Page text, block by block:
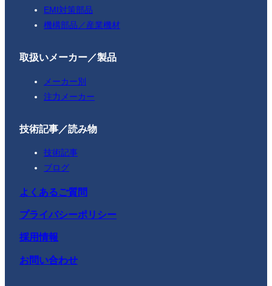
EMI対策部品
機構部品／産業機材
取扱いメーカー／製品
メーカー別
注力メーカー
技術記事／読み物
技術記事
ブログ
よくあるご質問
プライバシーポリシー
採用情報
お問い合わせ